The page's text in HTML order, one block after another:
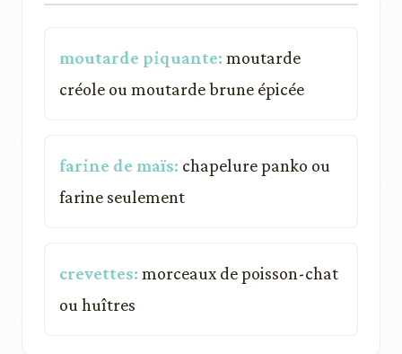
moutarde piquante: moutarde
créole ou moutarde brune épicée
farine de maïs: chapelure panko ou
farine seulement
crevettes: morceaux de poisson-chat
ou huîtres